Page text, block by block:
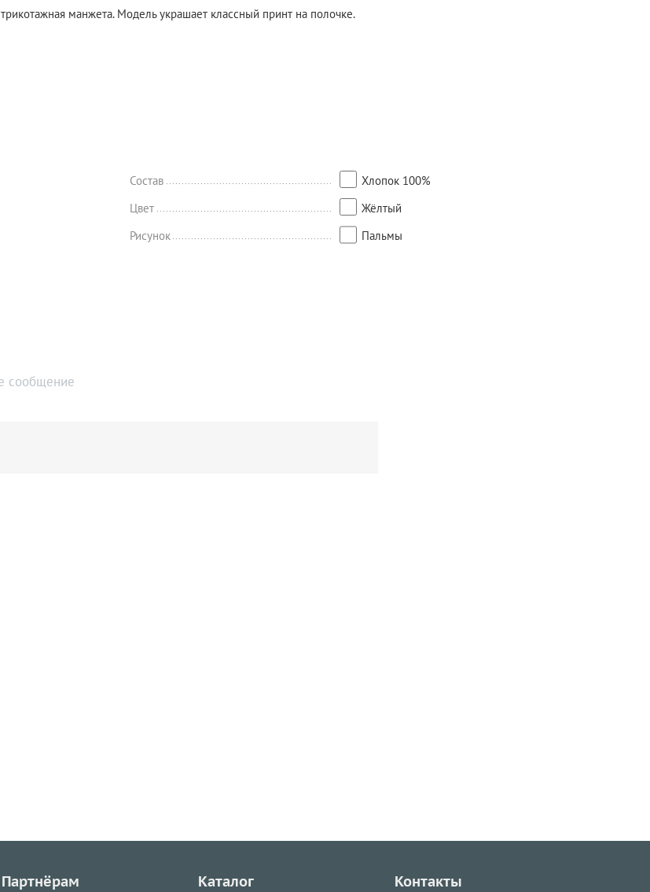
манжета. Модель украшает классный принт на полочке.
Состав
Хлопок 100%
Цвет
Жёлтый
Рисунок
Пальмы
сообщение
Партнёрам Каталог Контакты